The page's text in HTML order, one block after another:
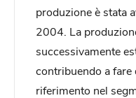
produzione è stata
2004. La
successivamente
contribuendo a fare
riferimento nel